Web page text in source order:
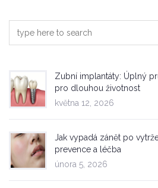
Zubní implantáty: Úplný
pro dlouhou životnost
května 12, 2026
Jak vypadá zánět po
prevence a léčba
února 5, 2026